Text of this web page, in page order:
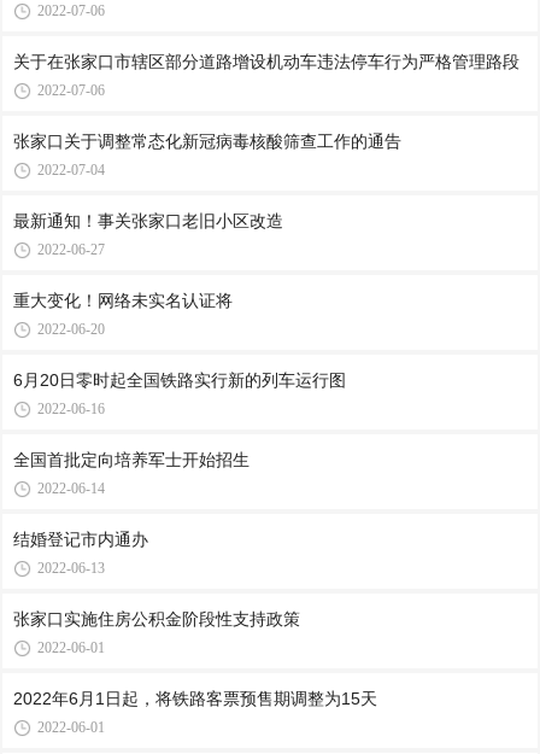
2022-07-06
关于在张家口市辖区部分道路增设机动车违法停车行为严格管理路段
2022-07-06
张家口关于调整常态化新冠病毒核酸筛查工作的通告
2022-07-04
最新通知！事关张家口老旧小区改造
2022-06-27
重大变化！网络未实名认证将
2022-06-20
6月20日零时起全国铁路实行新的列车运行图
2022-06-16
全国首批定向培养军士开始招生
2022-06-14
结婚登记市内通办
2022-06-13
张家口实施住房公积金阶段性支持政策
2022-06-01
2022年6月1日起，将铁路客票预售期调整为15天
2022-06-01